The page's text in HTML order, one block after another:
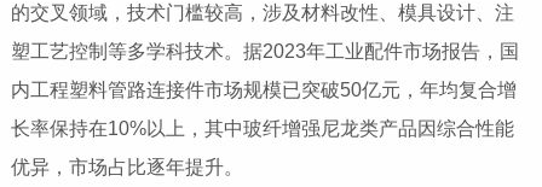
的交叉领域，技术门槛较高，涉及材料改性、模具设计、注
塑工艺控制等多学科技术。据2023年工业配件市场报告，国
内工程塑料管路连接件市场规模已突破50亿元，年均复合增
长率保持在10%以上，其中玻纤增强尼龙类产品因综合性能
优异，市场占比逐年提升。